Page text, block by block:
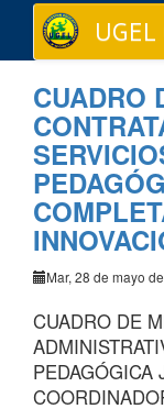
CUADRO
Mar, 28 de mayo
CUADRO DE
PEDAGÓGICA